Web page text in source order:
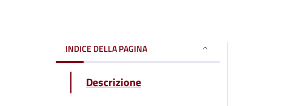
INDICE DELLA PAGINA
Descrizione